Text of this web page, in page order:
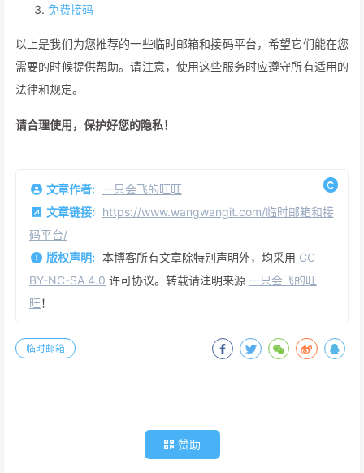
免费接码
以上是我们为您推荐的一些临时邮箱和接码平台，希望它们能在您
需要的时候提供帮助。请注意，使用这些服务时应遵守所有适用的
法律和规定。
请合理使用，保护好您的隐私！
文章作者: 一只会飞的旺旺
文章链接: https://www.wangwangit.com/临时邮箱和接
码平台/
版权声明: 本博客所有文章除特别声明外，均采用 CC
BY-NC-SA 4.0 许可协议。转载请注明来源 一只会飞的旺
旺！
临时邮箱
赞助